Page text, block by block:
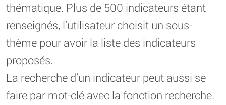
thématique. Plus de 500 indicateurs étant
renseignés, l’utilisateur choisit un sous-
thème pour avoir la liste des indicateurs
proposés.
La recherche d’un indicateur peut aussi se
faire par mot-clé avec la fonction recherche.